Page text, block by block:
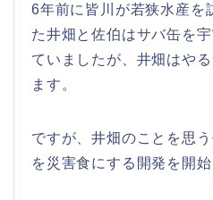
6年前に皆川が若狭水産を
た井畑と佐伯はサバ缶を
ていましたが、井畑はや
ます。
ですが、井畑のことを思
を災害食にする開発を開始